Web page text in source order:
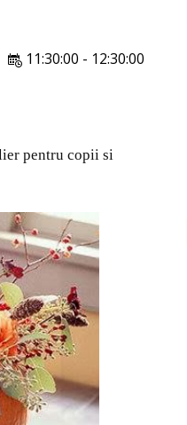
11:30:00 - 12:30:00
pentru copii si